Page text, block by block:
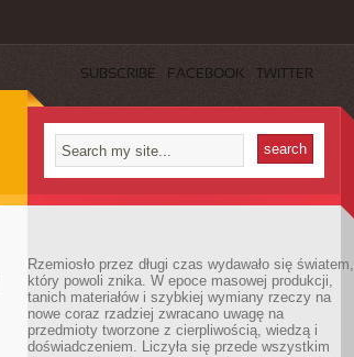
SUBSCRIBE FACEBOOK TWITTER
Rzemiosło przez długi czas wydawało się światem,
który powoli znika. W epoce masowej produkcji,
tanich materiałów i szybkiej wymiany rzeczy na
nowe coraz rzadziej zwracano uwagę na
przedmioty tworzone z cierpliwością, wiedzą i
doświadczeniem. Liczyła się przede wszystkim